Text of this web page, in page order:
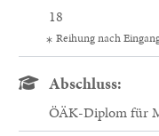
18
Reihung nach
Abschluss:
ÖÄK-Diplom für